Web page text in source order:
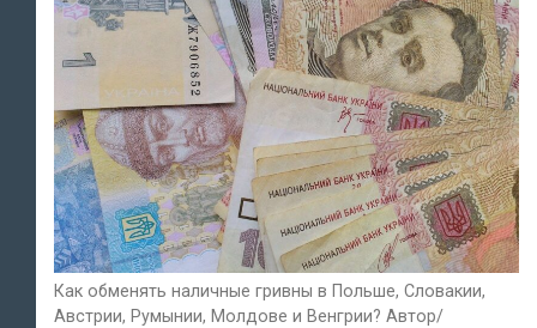
Как обменять наличные гривны в Польше, Словакии,
Австрии, Румынии, Молдове и Венгрии? Автор/